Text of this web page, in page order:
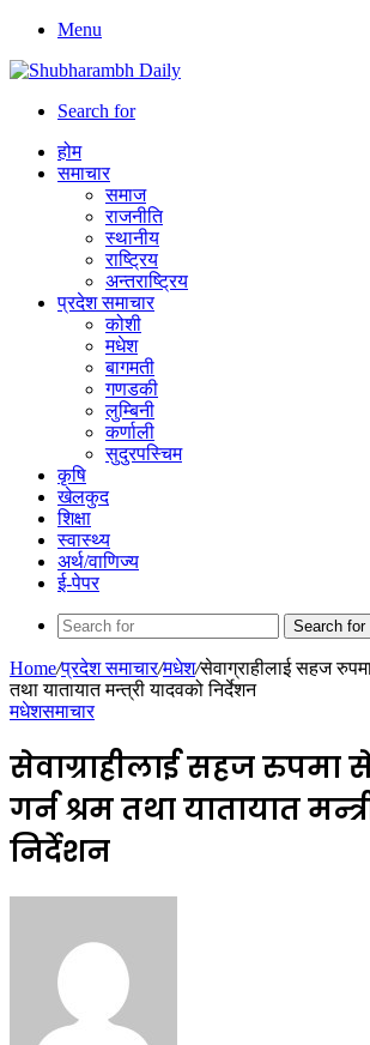
Menu
Search for
होम
समाचार
समाज
राजनीति
स्थानीय
राष्ट्रिय
अन्तराष्ट्रिय
प्रदेश समाचार
कोशी
मधेश
बागमती
गणडकी
लुम्बिनी
कर्णाली
सुदुरपस्चिम
कृषि
खेलकुद
शिक्षा
स्वास्थ्य
अर्थ/वाणिज्य
ई-पेपर
Search for
Home/प्रदेश समाचार/मधेश/सेवाग्राहीलाई सहज
तथा यातायात मन्त्री यादवको निर्देशन
मधेशसमाचार
सेवाग्राहीलाई सहज रुपमा
गर्न श्रम तथा यातायात
निर्देशन